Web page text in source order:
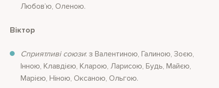
Любов’ю, Оленою.
Віктор
Сприятливі союзи: з Валентиною, Галиною, Зоєю,
Інною, Клавдією, Кларою, Ларисою, Будь, Майєю,
Марією, Ніною, Оксаною, Ольгою.